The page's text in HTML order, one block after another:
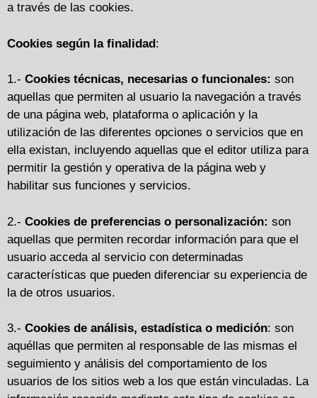
a través de las cookies.
Cookies según la finalidad:
1.- Cookies técnicas, necesarias o funcionales: son
aquellas que permiten al usuario la navegación a través
de una página web, plataforma o aplicación y la
utilización de las diferentes opciones o servicios que en
ella existan, incluyendo aquellas que el editor utiliza para
permitir la gestión y operativa de la página web y
habilitar sus funciones y servicios.
2.- Cookies de preferencias o personalización: son
aquellas que permiten recordar información para que el
usuario acceda al servicio con determinadas
características que pueden diferenciar su experiencia de
la de otros usuarios.
3.- Cookies de análisis, estadística o medición: son
aquéllas que permiten al responsable de las mismas el
seguimiento y análisis del comportamiento de los
usuarios de los sitios web a los que están vinculadas. La